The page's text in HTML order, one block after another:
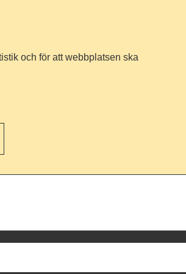
och för att webbplatsen ska